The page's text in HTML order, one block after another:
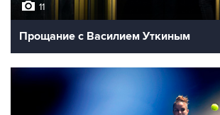
11
Прощание с Василием Уткиным